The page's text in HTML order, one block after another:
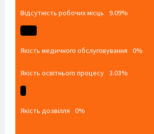
Відсутність робочих місць 9.09%
Якість медичного обслуговування 0%
Якість освітнього процесу 3.03%
Якість дозвілля 0%